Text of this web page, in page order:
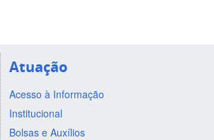
Atuação
Acesso à Informação
Institucional
Bolsas e Auxílios